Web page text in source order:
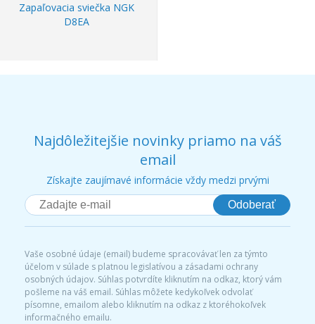
Zapaľovacia sviečka NGK
D8EA
Najdôležitejšie novinky priamo na váš
email
Získajte zaujímavé informácie vždy medzi prvými
Odoberať
Vaše osobné údaje (email) budeme spracovávať len za týmto
účelom v súlade s platnou legislatívou a zásadami ochrany
osobných údajov. Súhlas potvrdíte kliknutím na odkaz, ktorý vám
pošleme na váš email. Súhlas môžete kedykoľvek odvolať
písomne, emailom alebo kliknutím na odkaz z ktoréhokoľvek
informačného emailu.